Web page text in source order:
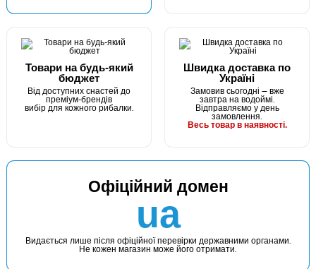
КУПИТИ
Офсетний гачок Fanatik FO-3312-XL №2/0
КУПИТИ
Товари на будь-який
бюджет
Від доступних снастей до
преміум-брендів
вибір для кожного рибалки.
Швидка доставка по
Україні
Замовив сьогодні — вже
завтра на водоймі.
Відправляємо у день
замовлення.
Весь товар в наявності.
Офіційний домен
ua
Видається лише після офіційної перевірки державними органами.
Не кожен магазин може його отримати.